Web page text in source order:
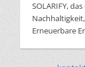
SOLARIFY,
Erneuerbare